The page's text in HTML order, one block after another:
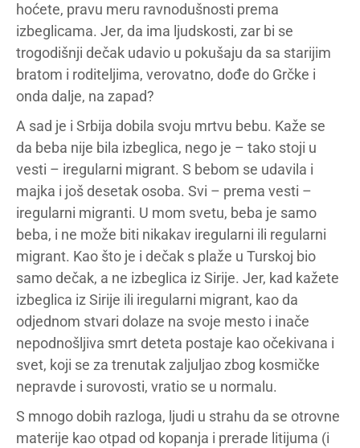
hoćete, pravu meru ravnodušnosti prema
izbeglicama. Jer, da ima ljudskosti, zar bi se
trogodišnji dečak udavio u pokušaju da sa starijim
bratom i roditeljima, verovatno, dođe do Grčke i
onda dalje, na zapad?
A sad je i Srbija dobila svoju mrtvu bebu. Kaže se
da beba nije bila izbeglica, nego je – tako stoji u
vesti – iregularni migrant. S bebom se udavila i
majka i još desetak osoba. Svi – prema vesti –
iregularni migranti. U mom svetu, beba je samo
beba, i ne može biti nikakav iregularni ili regularni
migrant. Kao što je i dečak s plaže u Turskoj bio
samo dečak, a ne izbeglica iz Sirije. Jer, kad kažete
izbeglica iz Sirije ili iregularni migrant, kao da
odjednom stvari dolaze na svoje mesto i inače
nepodnošljiva smrt deteta postaje kao očekivana i
svet, koji se za trenutak zaljuljao zbog kosmičke
nepravde i surovosti, vratio se u normalu.
S mnogo dobih razloga, ljudi u strahu da se otrovne
materije kao otpad od kopanja i prerade litijuma (i